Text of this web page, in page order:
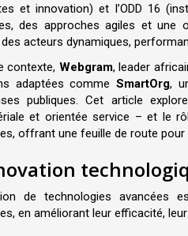
et innovation) et l’ODD 16
des approches agiles et une
des acteurs dynamiques,
contexte, Webgram, leader
adaptées comme SmartOrg,
publiques. Cet article
et orientée service – et le
offrant une feuille de route pour
de technologies avancées
en améliorant leur efficacité,